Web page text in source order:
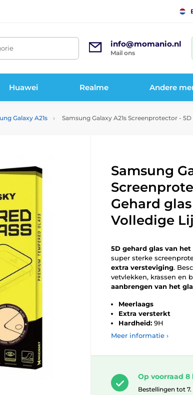
info@momanio.nl
Mail ons
Huawei Realme Andere
Galaxy A21s Samsung Galaxy A21s Screenprotector -
Samsung
Gehard
Volledige
5D gehard glas van
super sterke
extra versteviging.
vetvlekken, krassen en
aanbrengen van het
Meerlaags
Extra versterkt
Hardheid: 9H
Meer informatie ›
Op voorraad 8
Bestellingen tot